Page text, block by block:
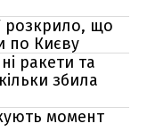
розкрило, що
по Києву
ракети та
збила
момент